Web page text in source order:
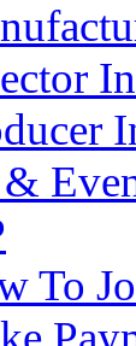
To